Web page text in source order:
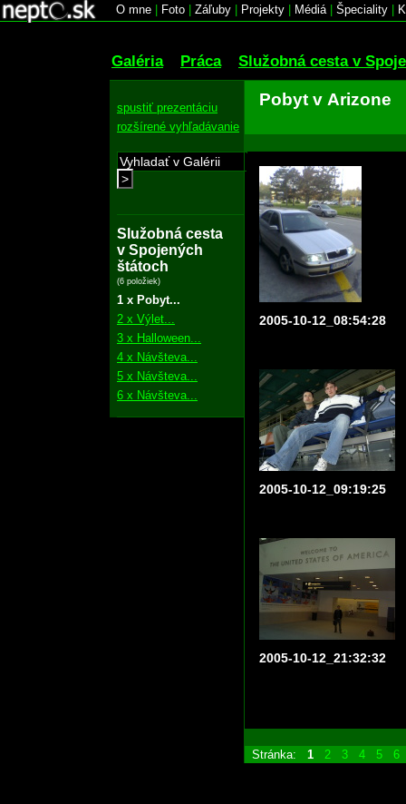
O mne Foto Záľuby Projekty Médiá| Špeciality
Galéria Práca Služobná cesta v
spustiť prezentáciu
rozšírené vyhľadávanie
>
Služobná cesta
v Spojených
štátoch
(6 položiek)
1 x Pobyt...
2 x Výlet...
3 x Halloween...
4 x Návšteva...
5 x Návšteva...
6 x Návšteva...
Pobyt v Arizone
2005-10-12_08:54:28
2005-10-12_09:19:25
2005-10-12_21:32:32
Stránka: 1 2 3 4 5 6